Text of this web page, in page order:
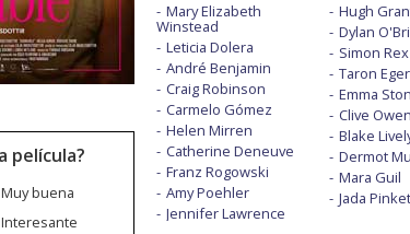
película?
Muy buena
Interesante
Mary Elizabeth
Winstead
Leticia Dolera
André Benjamin
Craig Robinson
Carmelo Gómez
Helen Mirren
Catherine Deneuve
Franz Rogowski
Amy Poehler
Jennifer Lawrence
Hugh
Dylan
Simon Rex
Taron
Emma
Clive Owen
Blake
Dermot
Mara Guil
Jada